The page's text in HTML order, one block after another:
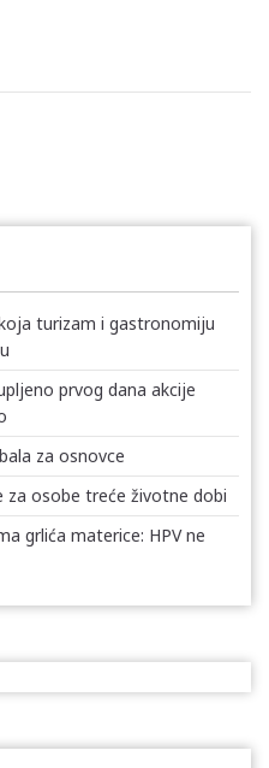
turizam i gastronomiju
prvog dana akcije
za osnovce
za osobe treće životne dobi
grlića materice: HPV ne